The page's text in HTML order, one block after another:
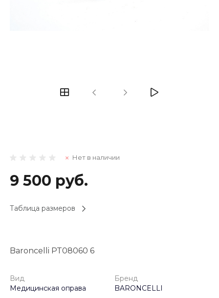
Нет в наличии
9 500 руб.
Таблица размеров
Baroncelli PT08060 6
Вид
Медицинская оправа
Бренд
BARONCELLI